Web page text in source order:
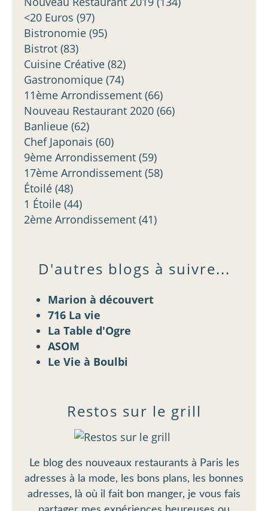
<20 Euros (97)
Bistronomie (95)
Bistrot (83)
Cuisine Créative (82)
Gastronomique (74)
11ème Arrondissement (66)
Nouveau Restaurant 2020 (66)
Banlieue (62)
Chef Japonais (60)
9ème Arrondissement (59)
17ème Arrondissement (58)
Étoilé (48)
1 Étoile (44)
2ème Arrondissement (41)
Restos sur le grill
Le blog des nouveaux restaurants à Paris les
adresses à la mode, les bons plans, les bonnes
adresses, là où il fait bon manger, je vous fais
D'autres blogs à suivre...
Marion à découvert
716 La vie
La Table d'Ogre
ASOM
Le Vie à Boulbi